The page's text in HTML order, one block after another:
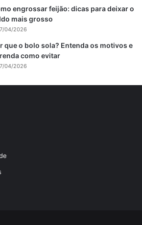
numa panela em fogo baixo
engrossar feijão: dicas para deixar o
mais grosso
04/2026
que o bolo sola? Entenda os motivos e
como evitar
04/2026